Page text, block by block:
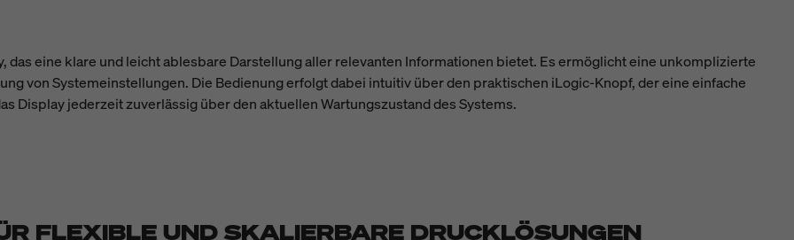
eine klare und leicht ablesbare Darstellung aller relevanten Informationen bietet. Es ermöglicht eine unkomplizierte
von Systemeinstellungen. Die Bedienung erfolgt dabei intuitiv über den praktischen iLogic-Knopf, der eine einfache
Display jederzeit zuverlässig über den aktuellen Wartungszustand des Systems.
FLEXIBLE UND SKALIERBARE DRUCKLÖSUNGEN